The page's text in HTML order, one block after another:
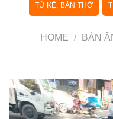
TỦ KỆ, BÀN THỜ
HOME / BÀN